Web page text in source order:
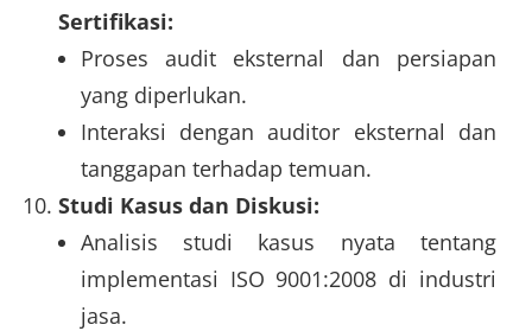
Sertifikasi:
Proses audit eksternal dan persiapan
yang diperlukan.
Interaksi dengan auditor eksternal dan
tanggapan terhadap temuan.
Studi Kasus dan Diskusi:
Analisis studi kasus nyata tentang
implementasi ISO 9001:2008 di industri
jasa.